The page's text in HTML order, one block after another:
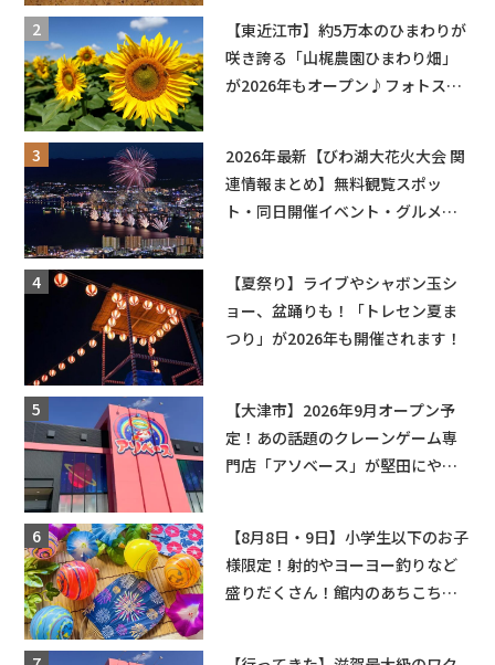
【東近江市】約5万本のひまわりが
咲き誇る「山梶農園ひまわり畑」
が2026年もオープン♪フォトスポ
2026年最新【びわ湖大花火大会 関
連情報まとめ】無料観覧スポッ
ト・同日開催イベント・グルメマ
【夏祭り】ライブやシャボン玉シ
ョー、盆踊りも！「トレセン夏ま
つり」が2026年も開催されます！
【大津市】2026年9月オープン予
定！あの話題のクレーンゲーム専
門店「アソベース」が堅田にやっ
【8月8日・9日】小学生以下のお子
様限定！射的やヨーヨー釣りなど
盛りだくさん！館内のあちこちに